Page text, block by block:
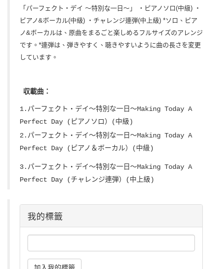
「パーフェクト・デイ ～特別な一日～」 ・ピアノソロ(中級) ・
ピアノ&ボーカル(中級) ・チャレンジ連弾(中上級) *ソロ、ピア
ノ&ボーカルは、原曲をまるごと楽しめるフルサイズのアレンジ
です。*連弾は、弾きやすく、聴きやすいように曲の長さを変更
しています。
収載曲：
1.パーフェクト・デイ～特別な一日～Making Today A
Perfect Day (ピアノソロ）(中級)
2.パーフェクト・デイ～特別な一日～Making Today A
Perfect Day (ピアノ＆ボーカル）(中級)
3.パーフェクト・デイ～特別な一日～Making Today A
Perfect Day (チャレンジ連弾）(中上級)
我的標籤